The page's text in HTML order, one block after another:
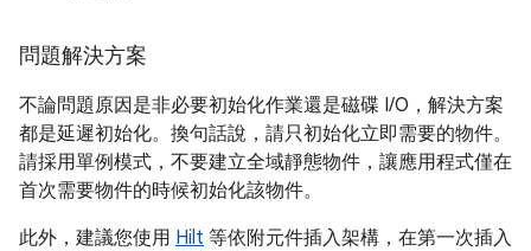
問題解決方案
不論問題原因是非必要初始化作業還是磁碟 I/O，解決方案
都是延遲初始化。換句話說，請只初始化立即需要的物件。
請採用單例模式，不要建立全域靜態物件，讓應用程式僅在
首次需要物件的時候初始化該物件。
此外，建議您使用 Hilt 等依附元件插入架構，在第一次插入